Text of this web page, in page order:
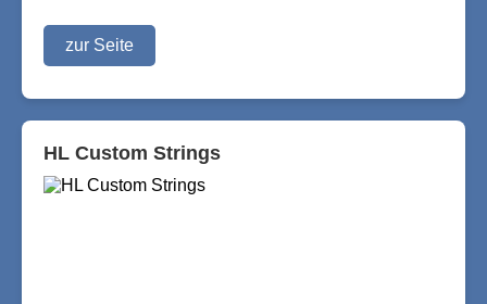
zur Seite
HL Custom Strings